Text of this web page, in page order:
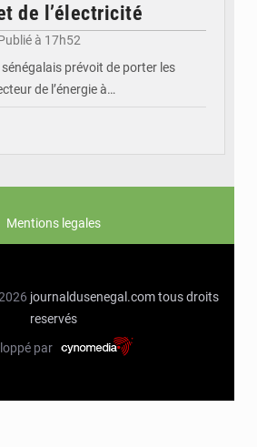
de l’électricité
à 17h52
prévoit de porter les
de l’énergie à…
Mentions legales
journaldusenegal.com tous droits
reservés
par